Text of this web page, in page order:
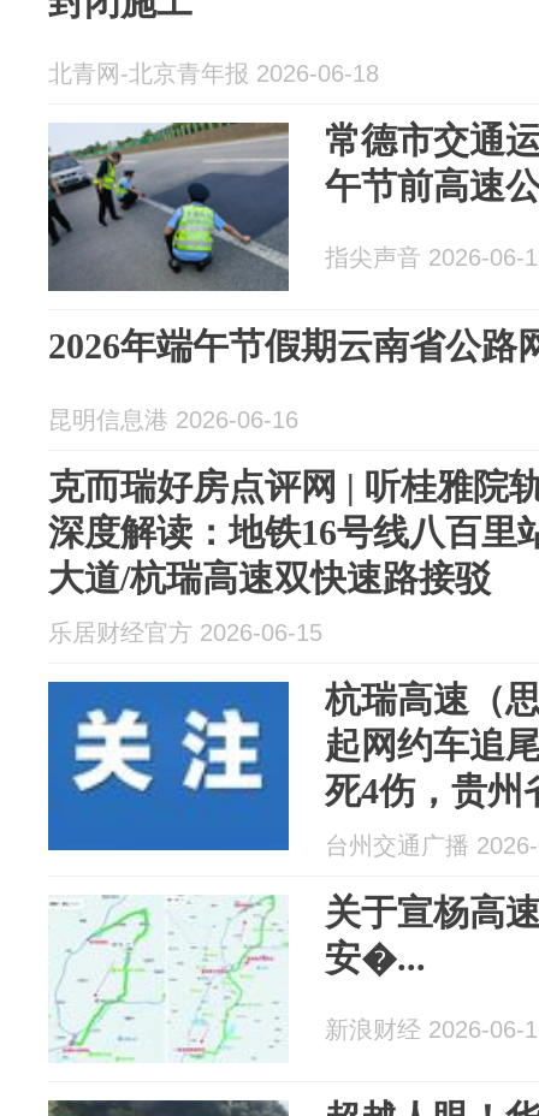
北青网-北京青年报 2026-06-18
常德市交通
午节前高速
指尖声音 2026-06-
2026年端午节假期云南省公路
昆明信息港 2026-06-16
克而瑞好房点评网 | 听桂雅院
深度解读：地铁16号线八百里
大道/杭瑞高速双快速路接驳
乐居财经官方 2026-06-15
杭瑞高速（
起网约车追
死4伤，贵州
办：要求抓
明事故原因
台州交通广播
关于宣杨高
安�...
新浪财经 2026-06-